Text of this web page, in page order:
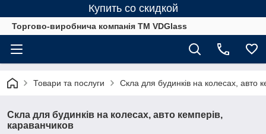
Купить со скидкой
Торгово-виробнича компанія ТМ VDGlass
Товари та послуги Скла для будинків на колесах, авто
Скла для будинків на колесах, авто кемперів,
караванчиков